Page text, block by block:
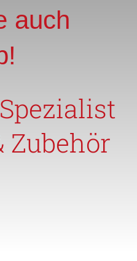
auch
Zubehör